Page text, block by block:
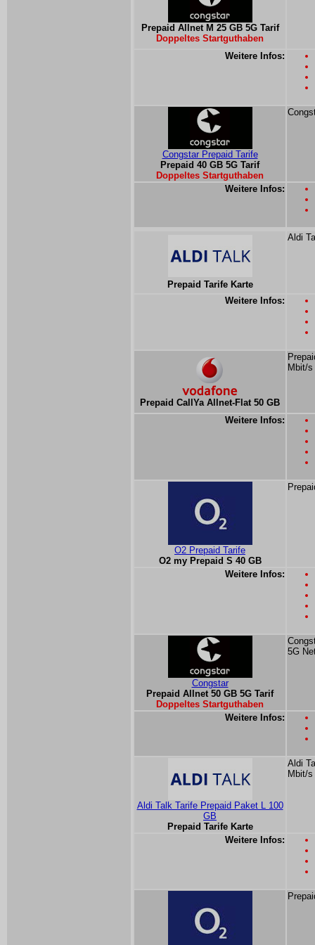
Prepaid Allnet M 25 GB 5G Tarif
Doppeltes Startguthaben
Weitere Infos:
Congstar Prepaid Tarife
Prepaid 40 GB 5G Tarif
Doppeltes Startguthaben
Weitere Infos:
Prepaid Tarife Karte
Aldi
Weitere Infos:
Prepaid CallYa Allnet-Flat 50 GB
Mbit/s
Weitere Infos:
O2 Prepaid Tarife
O2 my Prepaid S 40 GB
Weitere Infos:
Congstar
Prepaid Allnet 50 GB 5G Tarif
Doppeltes Startguthaben
5G
Weitere Infos:
Aldi Talk Tarife Prepaid Paket L 100
GB
Prepaid Tarife Karte
Aldi
Mbit/s
Weitere Infos: